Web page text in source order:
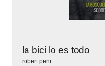
la bici lo es todo
robert penn